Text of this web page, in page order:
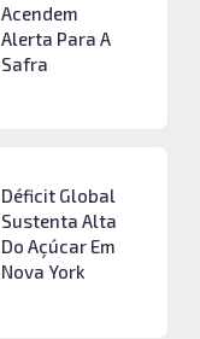
Acendem
Alerta Para A
Safra
Déficit Global
Sustenta Alta
Do Açúcar Em
Nova York